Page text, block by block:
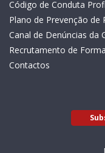
Código de Conduta
Plano de Prevenção de
Canal de Denúncias da
Recrutamento de
Contactos